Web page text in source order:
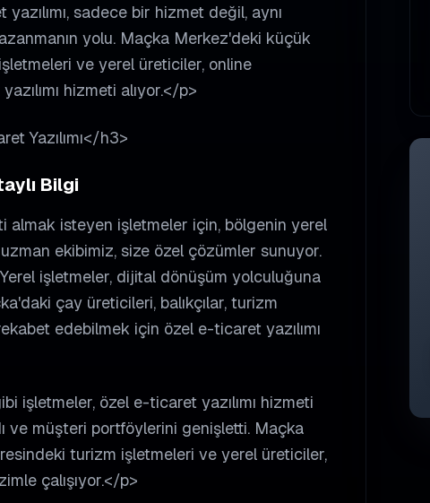
sadece bir hizmet değil, aynı
yolu. Maçka Merkez'deki küçük
ve yerel üreticiler, online
hizmeti alıyor.</p>
Yazılımı</h3>
Bilgi
almak isteyen işletmeler için, bölgenin yerel
ekibimiz, size özel çözümler sunuyor.
işletmeler, dijital dönüşüm yolculuğuna
çay üreticileri, balıkçılar, turizm
edebilmek için özel e-ticaret yazılımı
işletmeler, özel e-ticaret yazılımı hizmeti
ve müşteri portföylerini genişletti. Maçka
turizm işletmeleri ve yerel üreticiler,
çalışıyor.</p>